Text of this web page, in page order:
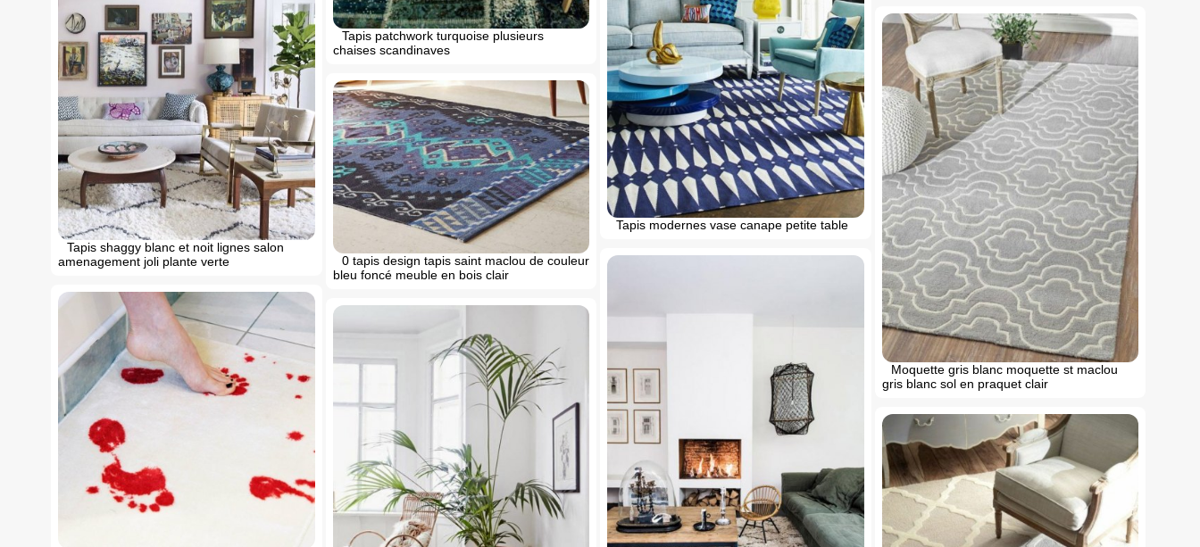
Tapis patchwork turquoise plusieurs
chaises scandinaves
Tapis modernes vase canape petite table
Tapis shaggy blanc et noit lignes salon
amenagement joli plante verte
Moquette gris blanc moquette st maclou
gris blanc sol en praquet clair
0 tapis design tapis saint maclou de couleur
bleu foncé meuble en bois clair